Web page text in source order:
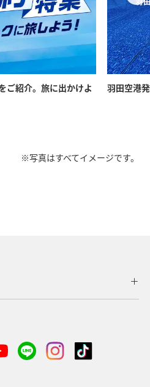
ご紹介。旅に出かけよ
羽田空港
※写真はすべてイメージです。